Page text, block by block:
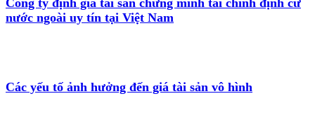
Công ty định giá tài sản chứng minh tài chính định cư
nước ngoài uy tín tại Việt Nam
Các yếu tố ảnh hưởng đến giá tài sản vô hình